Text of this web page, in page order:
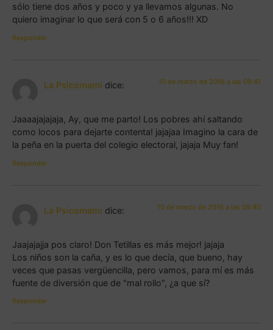
sólo tiene dos años y poco y ya llevamos algunas. No
quiero imaginar lo que será con 5 o 6 años!!! XD
Responder
La Psicomami dice: 10 de marzo de 2016 a las 09:41
Jaaaajajajaja, Ay, que me parto! Los pobres ahí saltando
como locos para dejarte contenta! jajajaa Imagino la cara de
la peña en la puerta del colegio electoral, jajaja Muy fan!
Responder
La Psicomami dice: 10 de marzo de 2016 a las 09:40
Jaajajajja pos claro! Don Tetillas es más mejor! jajaja
Los niños son la caña, y es lo que decía, que bueno, hay
veces que pasas vergüencilla, pero vamos, para mí es más
fuente de diversión que de "mal rollo", ¿a que sí?
Responder